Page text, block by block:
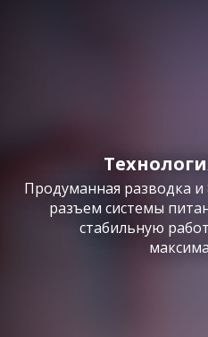
Продуманная разводка
разъем системы
стабильную